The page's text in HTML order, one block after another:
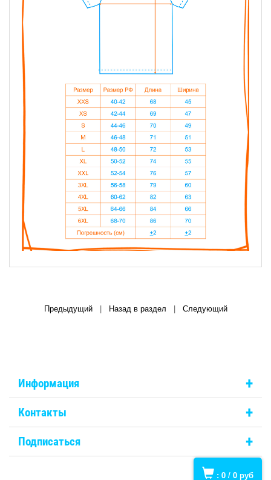
: 0 / 0 руб
Предыдущий| Назад в раздел Следующий
Информация +
Контакты +
Подписаться +